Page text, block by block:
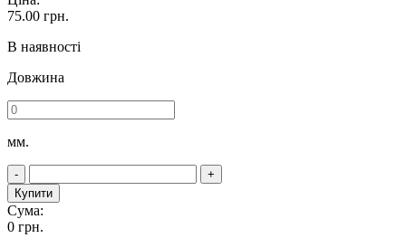
75.00 грн.
В наявності
Довжина
мм.
-
+
Купити
Сума:
0 грн.